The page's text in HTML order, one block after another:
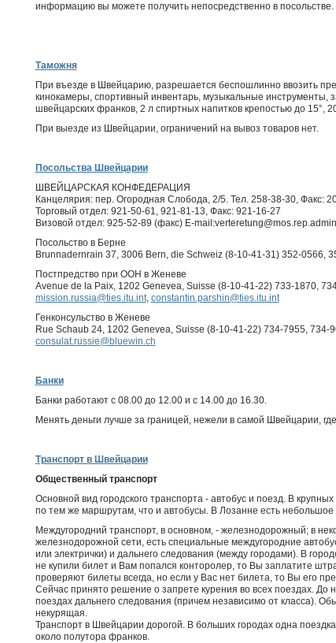
информацию вы можете получить непосредственно в посольстве.
Таможня
При въезде в Швейцарию, разрешается беспошлинно ввозить
кинокамеры, спортивный инвентарь, музыкальные инструменты,
швейцарских франков, 2 л спиртных напитков крепостью до 15°,
При выезде из Швейцарии, ограничений на вывоз товаров нет.
Посольства Швейцарии
ШВЕЙЦАРСКАЯ КОНФЕДЕРАЦИЯ
Канцелярия: пер. Огородная Слобода, 2/5. Тел. 258-38-30, Факс:
Торговый отдел: 921-50-61, 921-81-13, Факс: 921-16-27
Визовой отдел: 925-52-89 (факс) E-
Посольство в Берне
Brunnadernrain 37, 3006 Bern, die Schweiz (8-10-41-31) 352-0566,
Постпредство при ООН в Женеве
Avenue de la Paix, 1202 Genevea, Suisse (8-10-41-22) 733-1870,
mission.russia@ties.itu.int, constantin.parshin@ties.itu.int
Генконсульство в Женеве
Rue Schaub 24, 1202 Genevea, Suisse (8-10-41-22) 734-7955, 734-
consulat.russie@bluewin.ch
Банки
Банки работают с 08.00 до 12.00 и с 14.00 до 16.30.
Менять деньги лучше за границей, нежели в самой Швейцарии,
Транспорт в Швейцарии
Общественный транспорт
Основной вид городского транспорта - автобус и поезд. В
по тем же маршрутам, что и автобусы. В Лозанне есть небольшое
Междугородний транспорт, в основном, - железнодорожный; в
железнодорожной сети, есть специальные междугородние
или электрички) и дальнего следования (между городами). В
не купили билет и Вам попался конторолер, то Вы заплатите
проверяют билеты всегда, но если у Вас нет билета, то Вы его
Сейчас принято решение о запрете курения во всех поездах. До
поездах дальнего следования (причем независимо от класса).
некурящая.
Транспорт в Швейцарии дорогой. В больших городах одна
около полутора франков.